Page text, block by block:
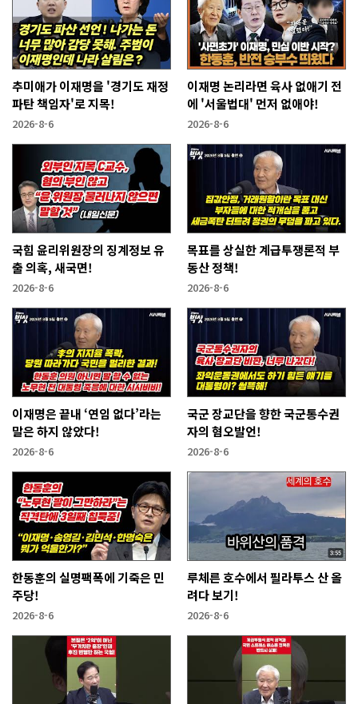
추미애가 이재명을 '경기도 재정
파탄 책임자'로 지목!
2026-8-6
이재명 논리라면 육사 없애기 전
에 '서울법대' 먼저 없애야!
2026-8-6
국힘 윤리위원장의 징계정보 유
출 의혹, 새국면!
2026-8-6
목표를 상실한 계급투쟁론적 부
동산 정책!
2026-8-6
이재명은 끝내 ‘연임 없다’라는
말은 하지 않았다!
2026-8-6
국군 장교단을 향한 국군통수권
자의 혐오발언!
2026-8-6
한동훈의 실명팩폭에 기죽은 민
주당!
2026-8-6
루체른 호수에서 필라투스 산 올
려다 보기!
2026-8-6